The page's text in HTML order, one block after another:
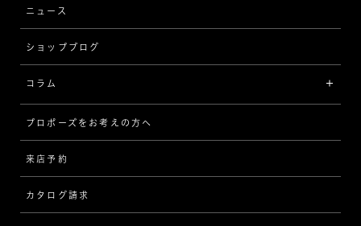
ウェーブ
V字
[セッテイングから選ぶ]
ソリテール
ワンサイドメレ
ダブルサイドメレ
品質保証
ブライダルアイテム
ニュース
ショップブログ
コラム
インタビュー
指輪
ダイヤモンド
プロポーズをお考えの方へ
来店予約
カタログ請求